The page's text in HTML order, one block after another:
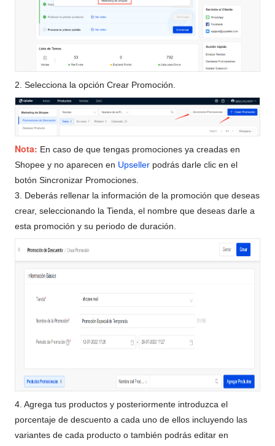
2. Selecciona la opción Crear Promoción.
Nota: En caso de que tengas promociones ya creadas en
Shopee y no aparecen en Upseller podrás darle clic en el
botón Sincronizar Promociones.
3. Deberás rellenar la información de la promoción que deseas
crear, seleccionando la Tienda, el nombre que deseas darle a
esta promoción y su periodo de duración.
4. Agrega tus productos y posteriormente introduzca el
porcentaje de descuento a cada uno de ellos incluyendo las
variantes de cada producto o también podrás editar en